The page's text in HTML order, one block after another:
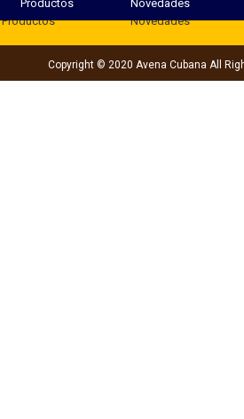
Productos Novedades
Productos Novedades
Copyright © 2020 Avena Cubana All